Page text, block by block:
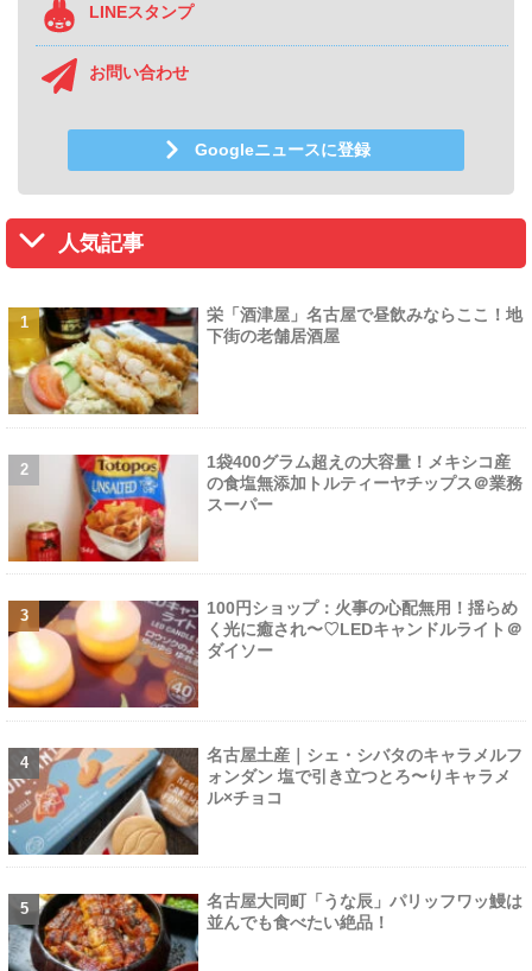
LINEスタンプ
お問い合わせ
Googleニュースに登録
人気記事
栄「酒津屋」名古屋で昼飲みならここ！地
下街の老舗居酒屋
1袋400グラム超えの大容量！メキシコ産
の食塩無添加トルティーヤチップス＠業務
スーパー
100円ショップ：火事の心配無用！揺らめ
く光に癒され〜♡LEDキャンドルライト＠
ダイソー
名古屋土産｜シェ・シバタのキャラメルフ
ォンダン 塩で引き立つとろ〜りキャラメ
ル×チョコ
名古屋大同町「うな辰」パリッフワッ鰻は
並んでも食べたい絶品！